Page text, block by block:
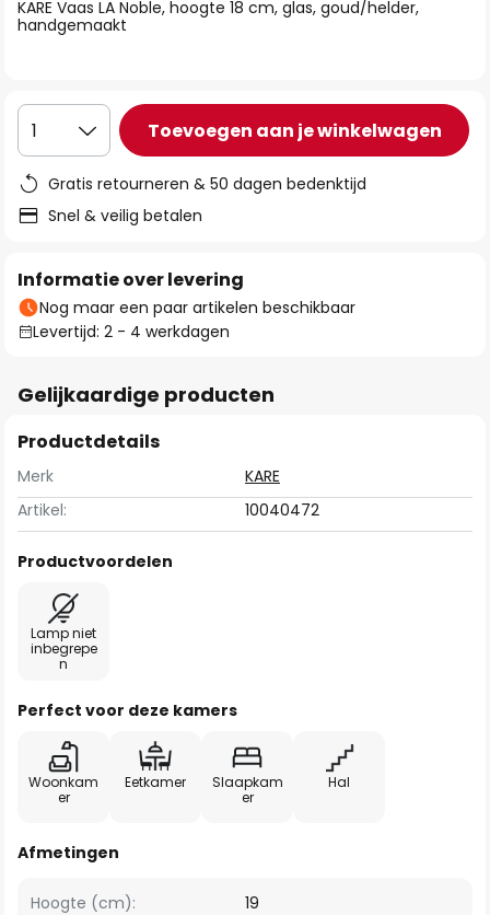
de
KARE Vaas LA Noble, hoogte 18 cm, glas, goud/helder,
handgemaakt
1 Toevoegen aan je winkelwagen
Gratis retourneren & 50 dagen bedenktijd
Snel & veilig betalen
Informatie over levering
Nog maar een paar artikelen beschikbaar
Levertijd: 2 - 4 werkdagen
Gelijkaardige producten
Productdetails
Merk
KARE
Artikel:
10040472
Productvoordelen
Lamp niet
inbegrepe
n
Perfect voor deze kamers
Woonkam
er
Eetkamer
Slaapkam
er
Hal
Afmetingen
Hoogte (cm):
19